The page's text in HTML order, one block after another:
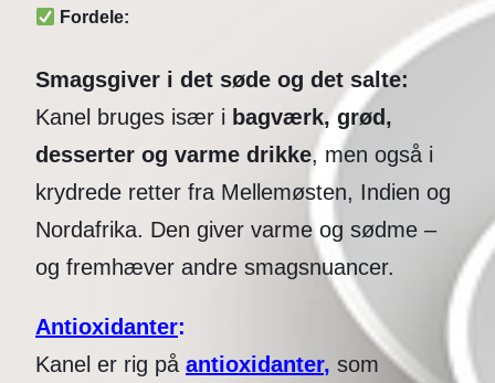
Fordele:
Smagsgiver i det søde og det salte:
Kanel bruges især i bagværk, grød,
desserter og varme drikke, men også i
krydrede retter fra Mellemøsten, Indien og
Nordafrika. Den giver varme og sødme –
og fremhæver andre smagsnuancer.
Antioxidanter:
Kanel er rig på antioxidanter, som